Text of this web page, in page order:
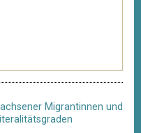
Migrantinnen und